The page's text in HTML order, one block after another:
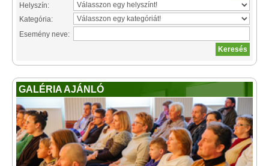
Helyszín:
Kategória:
Esemény neve:
GALÉRIA AJÁNLÓ